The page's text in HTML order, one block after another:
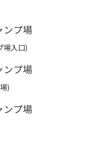
場入口)
)